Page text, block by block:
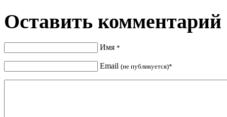
Оставить комментарий
Имя *
Email (не публикуется)*